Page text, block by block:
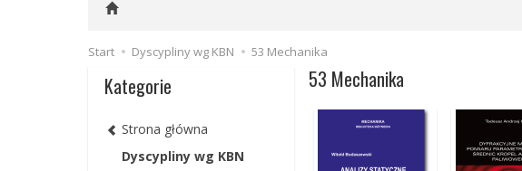
Start Dyscypliny wg KBN 53 Mechanika
53 Mechanika
Kategorie
Strona główna
Dyscypliny wg KBN